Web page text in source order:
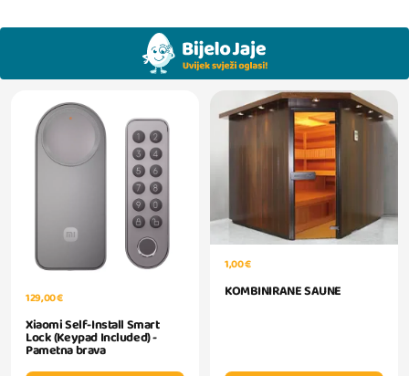
129,00 €
Xiaomi Self-Install Smart
Lock (Keypad Included) -
Pametna brava
1,00 €
KOMBINIRANE SAUNE